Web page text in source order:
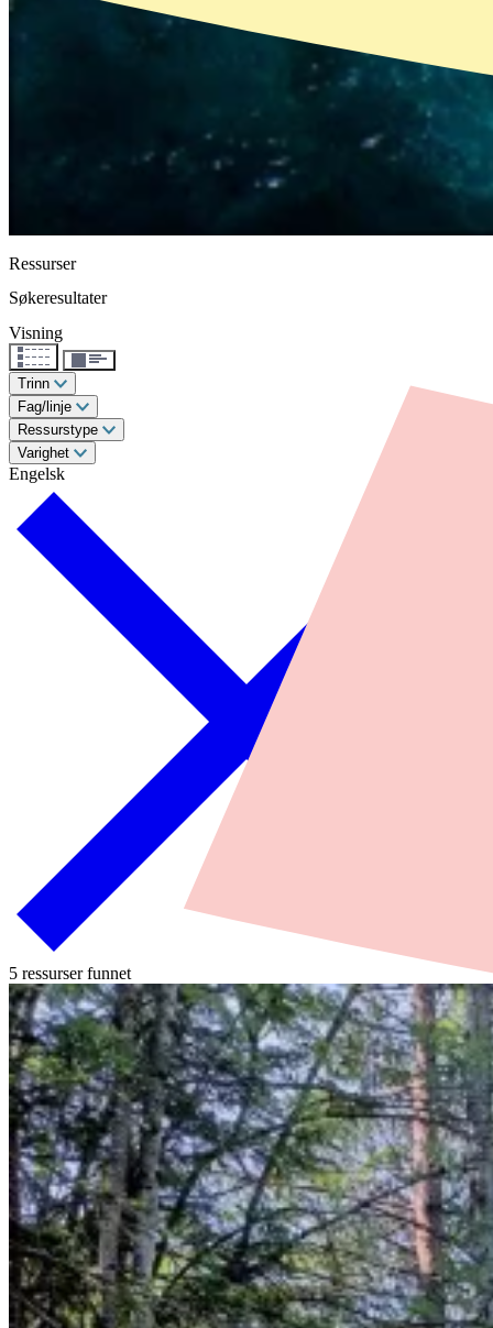
Ressurser
Søkeresultater
Visning
Trinn
Fag/linje
Ressurstype
Varighet
Engelsk
5 ressurser funnet